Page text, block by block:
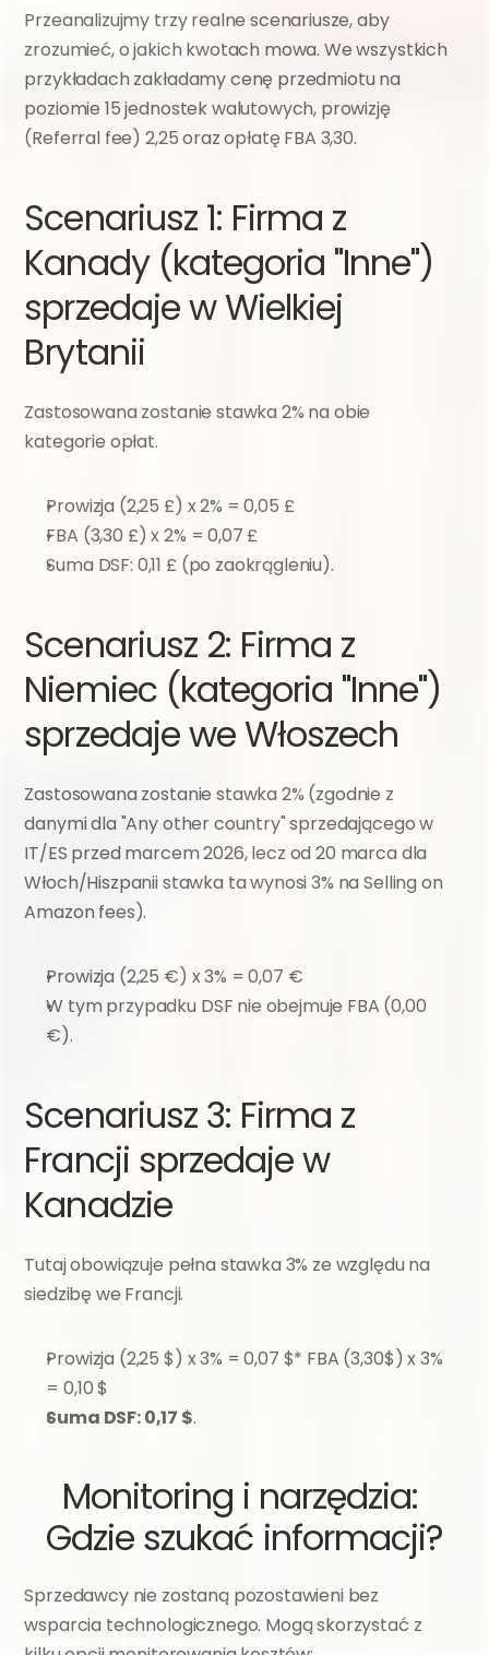
Przeanalizujmy trzy realne scenariusze, aby
zrozumieć, o jakich kwotach mowa. We wszystkich
przykładach zakładamy cenę przedmiotu na
poziomie 15 jednostek walutowych, prowizję
(Referral fee) 2,25 oraz opłatę FBA 3,30.
Scenariusz 1: Firma z
Kanady (kategoria "Inne")
sprzedaje w Wielkiej
Brytanii
Zastosowana zostanie stawka 2% na obie
kategorie opłat.
Prowizja (2,25 £) x 2% = 0,05 £
FBA (3,30 £) x 2% = 0,07 £
Suma DSF: 0,11 £ (po zaokrągleniu).
Scenariusz 2: Firma z
Niemiec (kategoria "Inne")
sprzedaje we Włoszech
Zastosowana zostanie stawka 2% (zgodnie z
danymi dla "Any other country" sprzedającego w
IT/ES przed marcem 2026, lecz od 20 marca dla
Włoch/Hiszpanii stawka ta wynosi 3% na Selling on
Amazon fees).
Prowizja (2,25 €) x 3% = 0,07 €
W tym przypadku DSF nie obejmuje FBA (0,00
€).
Scenariusz 3: Firma z
Francji sprzedaje w
Kanadzie
Tutaj obowiązuje pełna stawka 3% ze względu na
siedzibę we Francji.
Prowizja (2,25 $) x 3% = 0,07 $* FBA (3,30$) x 3%
= 0,10 $
Suma DSF: 0,17 $.
Monitoring i narzędzia:
Gdzie szukać informacji?
Sprzedawcy nie zostaną pozostawieni bez
wsparcia technologicznego. Mogą skorzystać z